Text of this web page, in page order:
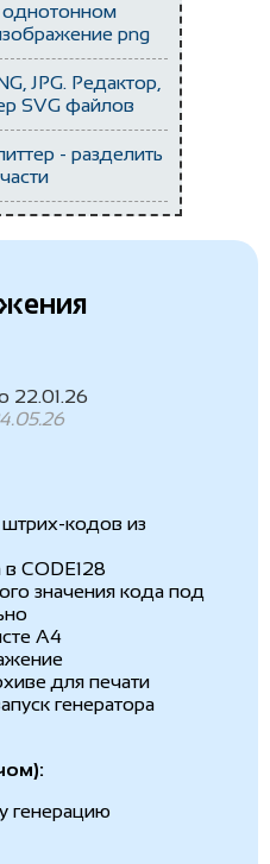
однотонном
png
JPG. Редактор,
SVG файлов
- разделить
22.01.26
штрих-кодов из
CODE128
значения кода под
А4
для печати
генератора
генерацию